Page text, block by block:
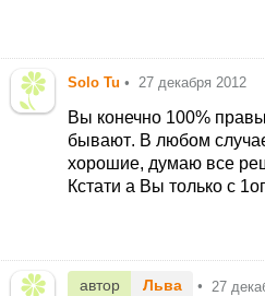
Solo Tu • 27 декабря 2012
Вы конечно 100%
бывают. В любом
хорошие, думаю все
Кстати а Вы только с
автор Льва • 27